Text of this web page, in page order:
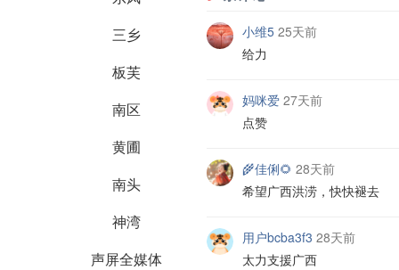
三乡
板芙
南区
黄圃
南头
神湾
声屏全媒体
小维5 25天前
给力
妈咪爱 27天前
点赞
🌾佳俐🌻 28天前
希望广西洪涝，快快褪去
用户bcba3f3 28天前
太力支援广西